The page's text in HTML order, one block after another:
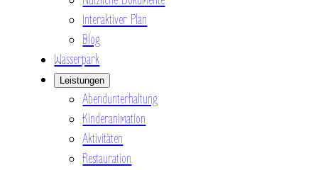
Interaktiver Plan
Blog
Wasserpark
Leistungen
Abendunterhaltung
Kinderanimation
Aktivitäten
Restauration